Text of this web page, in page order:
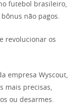
futebol brasileiro,
não pagos.
revolucionar os
empresa Wyscout,
mais precisas,
ou desarmes.